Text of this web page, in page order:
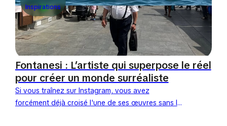
Inspirations
Fontanesi : L’artiste qui superpose le réel
pour créer un monde surréaliste
Si vous traînez sur Instagram, vous avez
forcément déjà croisé l'une de ses œuvres sans le